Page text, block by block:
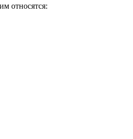
относятся: